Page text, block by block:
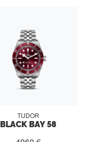
TUDOR
BLACK BAY 58